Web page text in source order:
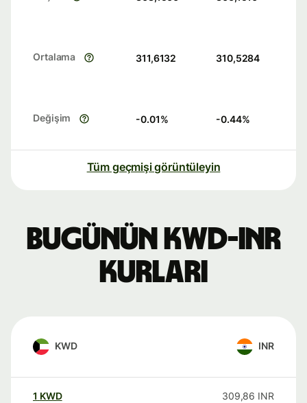
Ortalama 311,6132 310,5284
Değişim -0.01% -0.44%
Tüm geçmişi görüntüleyin
Bugünün KWD-INR
kurları
KWD INR
1 KWD 309,86 INR